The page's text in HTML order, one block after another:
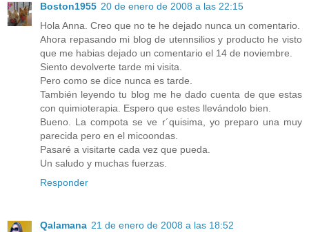
Boston1955 20 de enero de 2008 a las 22:15
Hola Anna. Creo que no te he dejado nunca un comentario.
Ahora repasando mi blog de utennsilios y producto he visto
que me habias dejado un comentario el 14 de noviembre.
Siento devolverte tarde mi visita.
Pero como se dice nunca es tarde.
También leyendo tu blog me he dado cuenta de que estas
con quimioterapia. Espero que estes llevándolo bien.
Bueno. La compota se ve r´quisima, yo preparo una muy
parecida pero en el micoondas.
Pasaré a visitarte cada vez que pueda.
Un saludo y muchas fuerzas.
Responder
Qalamana 21 de enero de 2008 a las 18:52